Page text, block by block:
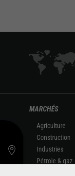
MARCHÉS
Agriculture
Construction
Industries
Pétrole & gaz